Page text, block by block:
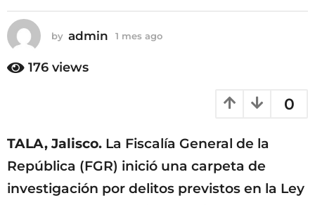
by admin 1 mes ago
176 views
0
TALA, Jalisco. La Fiscalía General de la
República (FGR) inició una carpeta de
investigación por delitos previstos en la Ley